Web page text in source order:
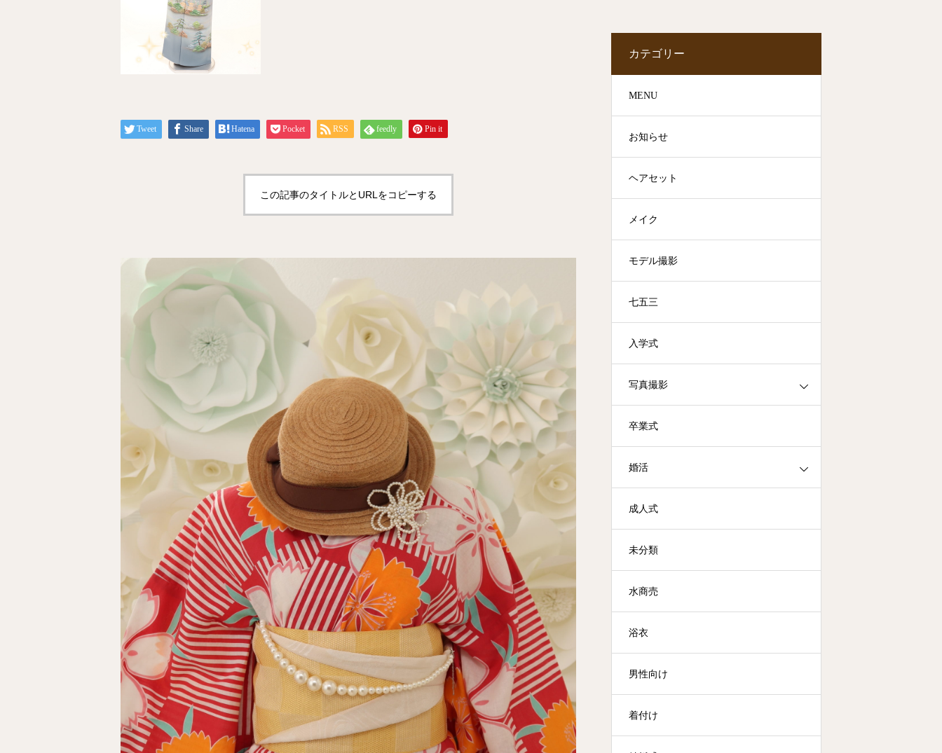
Tweet Share Hatena Pocket RSS feedly Pin it
この記事のタイトルとURLをコピーする
カテゴリー
MENU
お知らせ
ヘアセット
メイク
モデル撮影
七五三
入学式
写真撮影
卒業式
婚活
成人式
未分類
水商売
浴衣
男性向け
着付け